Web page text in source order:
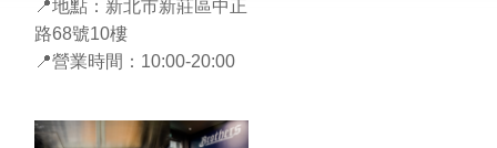
📍地點：新北市新莊區中正
路68號10樓
📍營業時間：10:00-20:00